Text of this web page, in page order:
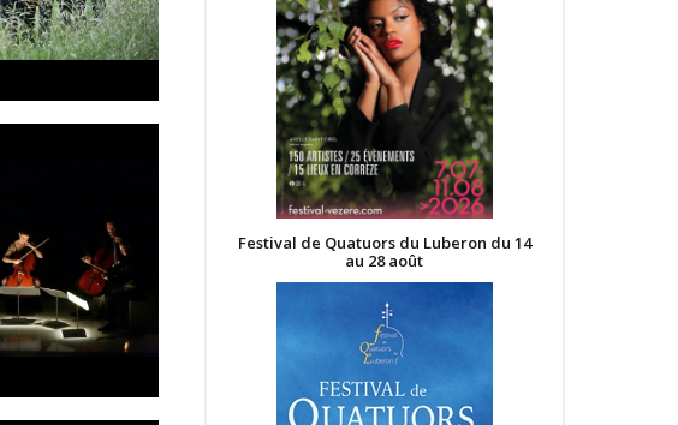
Festival de Quatuors du Luberon du 14
au 28 août